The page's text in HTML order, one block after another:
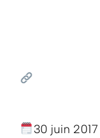
30 juin 2017